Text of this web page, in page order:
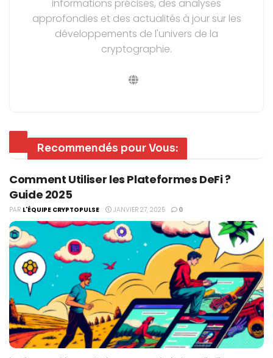
informations précises, des analyses
approfondies et des actualités à jour sur les
développements de l'univers de la
cryptographie.
Recommendés pour Vous:
Comment Utiliser les Plateformes DeFi ?
Guide 2025
PAR L'ÉQUIPE CRYPTOPULSE JANVIER 27, 2025 0